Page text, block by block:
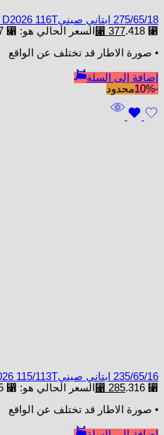
275/65/18 ابتاني صينيD2026 116T
⃁ 418.
⃁ 377 السعر الحالي هو: ⃁ 377.
• صورة الاطار قد تختلف عن الواقع
إضافة إلى السلة
-10%
محدود
235/65/16 ابتاني صينيD2026 115/113T
⃁ 316.
⃁ 285 السعر الحالي هو: ⃁ 285.
• صورة الاطار قد تختلف عن الواقع